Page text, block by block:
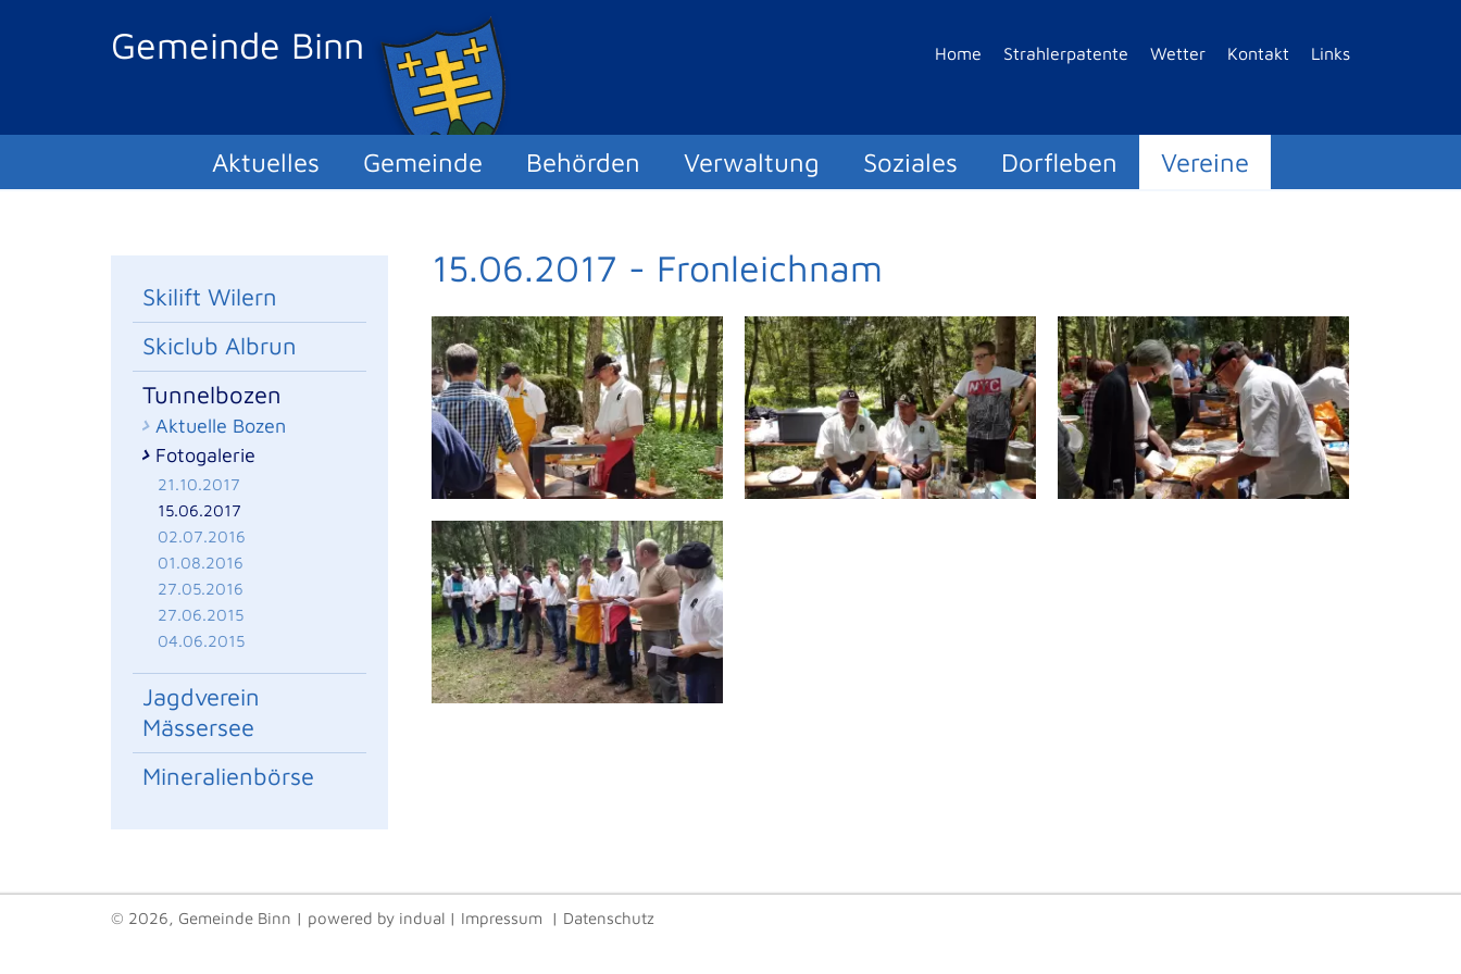
Gemeinde Binn Home Strahlerpatente Wetter Kontakt Links
Aktuelles Gemeinde Behörden Verwaltung Soziales Dorfleben Vereine
Skilift Wilern
Skiclub Albrun
Tunnelbozen
Aktuelle Bozen
Fotogalerie
21.10.2017
15.06.2017
02.07.2016
01.08.2016
27.05.2016
27.06.2015
04.06.2015
Jagdverein
Mässersee
Mineralienbörse
15.06.2017 - Fronleichnam
© 2026, Gemeinde Binn | powered by indual | Impressum | Datenschutz